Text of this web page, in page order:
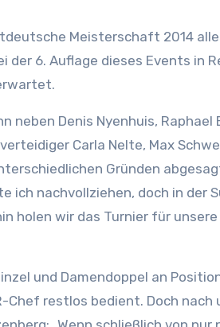
der 6. Auflage dieses Events in
neben Denis Nyenhuis, Raphael
Carla Nelte, Max
Gründen
ich nachvollziehen, doch in der
holen wir das Turnier für unsere
und Damendoppel an
restlos bedient. Doch nach